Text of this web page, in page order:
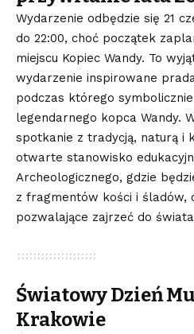
Wydarzenie odbędzie się 21
do 22:00, choć początek
miejscu Kopiec Wandy. To
wydarzenie inspirowane
podczas którego
legendarnego kopca Wandy.
spotkanie z tradycją, naturą i
otwarte stanowisko
Archeologicznego, gdzie
z fragmentów kości i śladów,
pozwalające zajrzeć do
Światowy Dzień
Krakowie